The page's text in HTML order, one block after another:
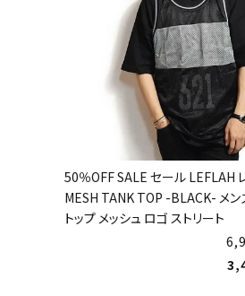
50％OFF SALE セール LEFLAH
MESH TANK TOP -BLACK- メン
トップ メッシュ ロゴ ストリート